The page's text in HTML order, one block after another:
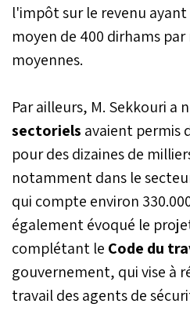
l'impôt sur le revenu
moyen de 400 dirhams par
moyennes.
Par ailleurs, M. Sekkouri a
sectoriels avaient permis
pour des dizaines de
notamment dans le
qui compte environ
également évoqué le
complétant le Code du
gouvernement, qui vise à
travail des agents de